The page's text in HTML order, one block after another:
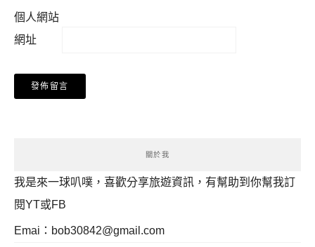
個人網站
網址
關於我
我是來一球叭噗，喜歡分享旅遊資訊，有幫助到你幫我訂
閱YT或FB
Emai： bob30842@gmail.com